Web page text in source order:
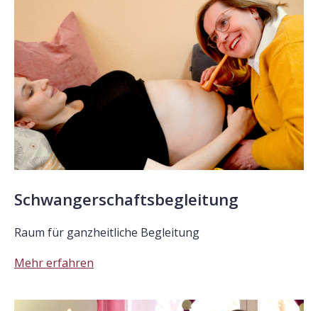
Schwangerschaftsbegleitung
Raum für ganzheitliche Begleitung
Mehr erfahren